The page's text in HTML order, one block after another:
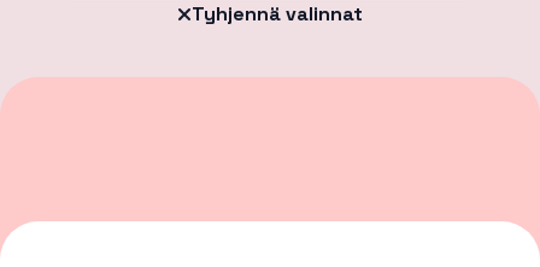
Tyhjennä valinnat